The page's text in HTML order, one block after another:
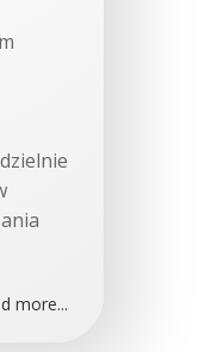
more...